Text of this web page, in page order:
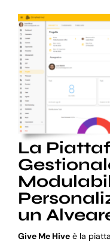
La
un
Give Me Hiveè la